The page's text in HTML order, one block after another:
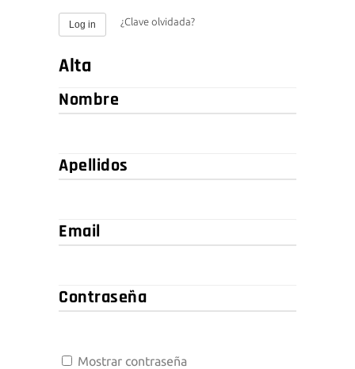
Log in ¿Clave olvidada?
Alta
Nombre
Apellidos
Email
Contraseña
Mostrar contraseña